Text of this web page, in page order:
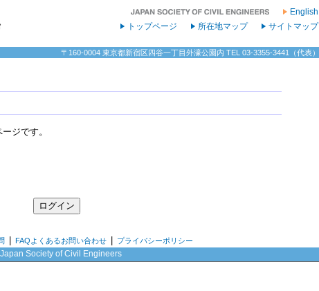
English
サイトマップ
所在地マップ
トップページ
〒160-0004 東京都新宿区四谷一丁目外濠公園内 TEL 03-3355-3441（代表）
ジです。
FAQよくあるお問い合わせ プライバシーポリシー
Society of Civil Engineers